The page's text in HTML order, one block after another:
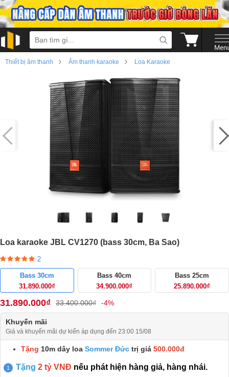
Thiết bị âm thanh › Âm thanh karaoke › Loa Karaoke
Loa karaoke JBL CV1270 (bass 30cm, Ba Sao)
2
Bass 30cm
31.890.000₫
Bass 40cm
34.900.000₫
Bass 25cm
25.890.000₫
31.890.000₫ 33.400.000₫ -4%
Khuyến mãi
Giá và khuyến mãi dự kiến áp dụng đến 23:00 15/08
Tặng 10m dây loa Sommer Đức trị giá 500.000đ
Tặng 2 tỷ VNĐ nếu phát hiện hàng giả, hàng nhái.